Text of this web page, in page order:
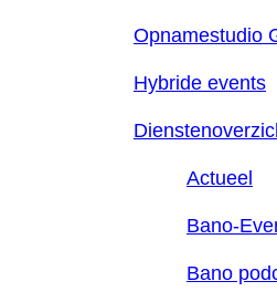
Opnamestudio
Hybride events
Actueel
Bano-
Bano